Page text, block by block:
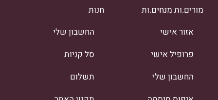
מורים.ות מנחים.ות
אזור אישי
פרופיל אישי
החשבון שלי
חנות
החשבון שלי
סל קניות
תשלום